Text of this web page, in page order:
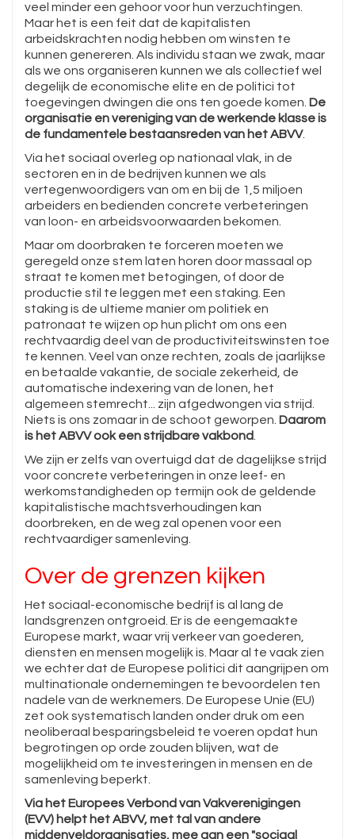
veel minder een gehoor voor hun verzuchtingen.
Maar het is een feit dat de kapitalisten
arbeidskrachten nodig hebben om winsten te
kunnen genereren. Als individu staan we zwak, maar
als we ons organiseren kunnen we als collectief wel
degelijk de economische elite en de politici tot
toegevingen dwingen die ons ten goede komen. De
organisatie en vereniging van de werkende klasse is
de fundamentele bestaansreden van het ABVV.
Via het sociaal overleg op nationaal vlak, in de
sectoren en in de bedrijven kunnen we als
vertegenwoordigers van om en bij de 1,5 miljoen
arbeiders en bedienden concrete verbeteringen
van loon- en arbeidsvoorwaarden bekomen.
Maar om doorbraken te forceren moeten we
geregeld onze stem laten horen door massaal op
straat te komen met betogingen, of door de
productie stil te leggen met een staking. Een
staking is de ultieme manier om politiek en
patronaat te wijzen op hun plicht om ons een
rechtvaardig deel van de productiviteitswinsten toe
te kennen. Veel van onze rechten, zoals de jaarlijkse
en betaalde vakantie, de sociale zekerheid, de
automatische indexering van de lonen, het
algemeen stemrecht... zijn afgedwongen via strijd.
Niets is ons zomaar in de schoot geworpen. Daarom
is het ABVV ook een strijdbare vakbond
We zijn er zelfs van overtuigd dat de dagelijkse strijd
voor concrete verbeteringen in onze leef- en
werkomstandigheden op termijn ook de geldende
kapitalistische machtsverhoudingen kan
doorbreken, en de weg zal openen voor een
rechtvaardiger samenleving.
Over de grenzen kijken
Het sociaal-economische bedrijf is al lang de
landsgrenzen ontgroeid. Er is de eengemaakte
Europese markt, waar vrij verkeer van goederen,
diensten en mensen mogelijk is. Maar al te vaak zien
we echter dat de Europese politici dit aangrijpen om
multinationale ondernemingen te bevoordelen ten
nadele van de werknemers. De Europese Unie (EU)
zet ook systematisch landen onder druk om een
neoliberaal besparingsbeleid te voeren opdat hun
begrotingen op orde zouden blijven, wat de
mogelijkheid om te investeringen in mensen en de
samenleving beperkt.
Via het Europees Verbond van Vakverenigingen
(EVV) helpt het ABVV, met tal van andere
middenveldorganisaties, mee aan een "sociaal